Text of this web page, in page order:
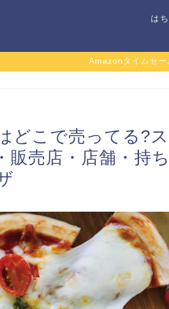
は
Amazonタイムセー
どこで売ってる?ス
販売店・店舗・持